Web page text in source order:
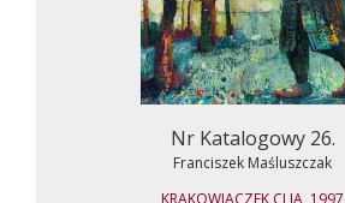
Nr Katalogowy 26.
Franciszek Maśluszczak
KRAKOWIACZEK CI JA, 1997